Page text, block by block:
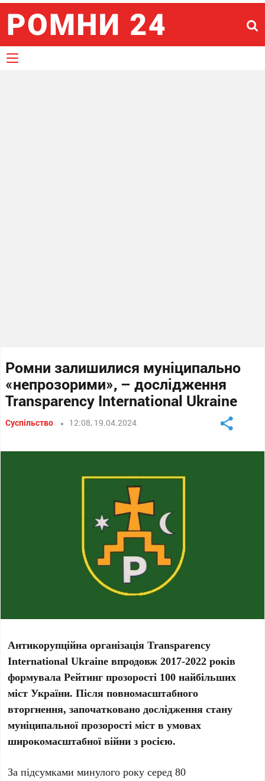
Ромни залишилися муніципально
«непрозорими», – дослідження
Transparency International Ukraine
Суспільство 12:08, 19.04.2024
Антикорупційна організація Transparency
International Ukraine впродовж 2017-2022 років
формувала Рейтинг прозорості 100 найбільших
міст України. Після повномасштабного
вторгнення, започатковано дослідження стану
муніципальної прозорості міст в умовах
широкомасштабної війни з росією.
За підсумками минулого року серед 80